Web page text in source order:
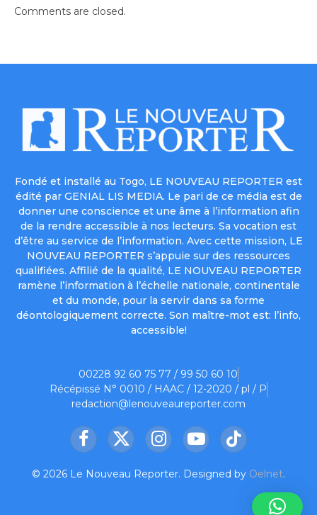
Comments are closed.
Fondé et installé au Togo, LE NOUVEAU REPORTER est
édité par GENIAL LIS MEDIA. Le pari de ce média est de
donner une conscience et une âme à l’information afin
de la rendre accessible à nos lecteurs. Sa vocation est
d’être au service de l’information. Avec cette mission, LE
NOUVEAU REPORTER s’appuie sur des ressources
qualifiées. Affilié de la qualité, LE NOUVEAU REPORTER
ramène l’information à l’échelle nationale, continentale
et du monde, pour la servir dans sa forme
déontologiquement correcte. Son maître-mot est: l’info,
accessible!
00228 92 60 75 77 / 99 50 60 10
Récépissé N° 0010 / HAAC / 12-2020 / pl / P
redaction@lenouveaureporter.com
Facebook
X
InstagramYouTubeTikTok
© 2026 Le Nouveau Reporter. Designed by Oelnet.